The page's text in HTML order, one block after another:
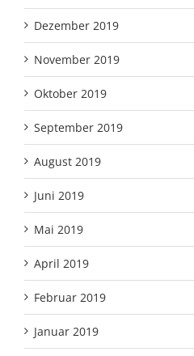
Dezember 2019
November 2019
Oktober 2019
September 2019
August 2019
Juni 2019
Mai 2019
April 2019
Februar 2019
Januar 2019